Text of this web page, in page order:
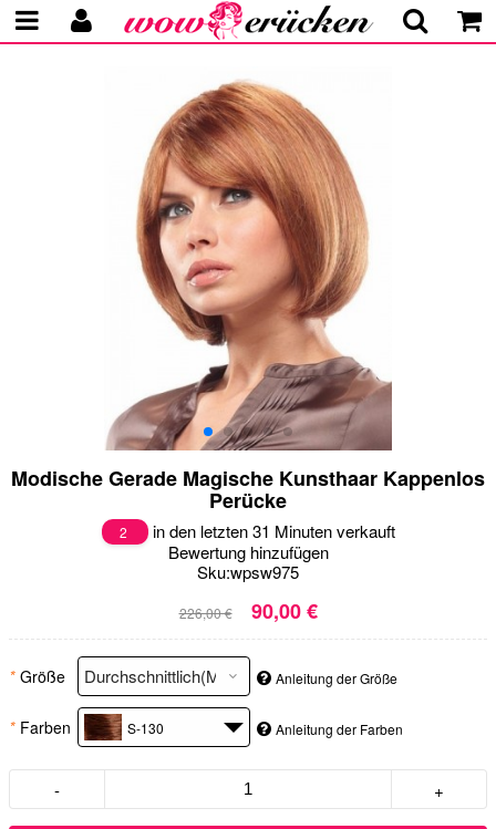
Modische Gerade Magische Kunsthaar Kappenlos
Perücke
2
in den letzten 31 Minuten verkauft
Bewertung hinzufügen
Sku:wpsw975
226,00 € 90,00 €
* Größe Anleitung der Größe
* Farben S-130 Anleitung der Farben
- +